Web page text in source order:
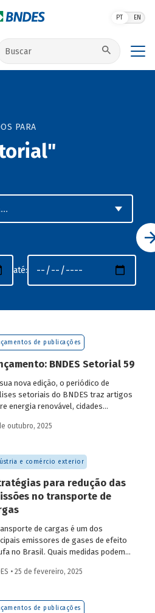
PT EN
Buscar no site
PARA
até:
de publicações
BNDES Setorial 59
nova edição, o periódico de
setoriais do BNDES traz artigos
energia renovável, cidades
(RSU) e exportação.
outubro, 2025
e comércio exterior
para redução das
no transporte de
de cargas é um dos
emissores de gases de efeito
no Brasil. Quais medidas podem
Confira as estratégias que
• 25 de fevereiro, 2025
de publicações